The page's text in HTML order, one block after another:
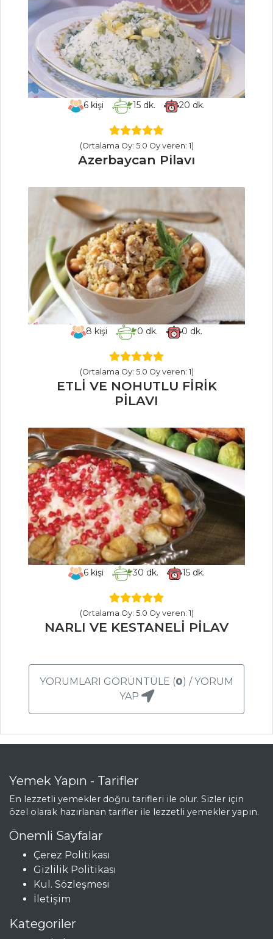
Greyfurt Soslu
Deniz Tarağı
Karidesli Ve
Tavuk Etli Paella
Et Yemekleri Tüm
Tarifleri
MASTERCHEF
balık(hamsi)tarifi
ve püf noktaları
Bebek kalamar
dolması tarifi nasıl
yapılır? İşte
malzemeleri
Mersin mamül
tatlısı nasıl yapılır?
Masterchef Tüm
Karışık Sebze
Cipsi
Patates
Kavurması
Bezelyeli Pay
Sebze Yemekleri
Tüm Tarifleri
Enginar
Kasesinde Ton
SARIMSAK VE
SUSAM SOSLU
CEVİZLİ VE
TULUM PEYNİRLİ
SALATA
Tarifleri
PASTA VE
TATLILAR
Kadayıflı Muffin
İRMİKLİ VE
FISTIKLI PASTA
Mafiş Tatlısı
6kişi 15 dk. 20 dk.
(Ortalama Oy: 5.0 Oy veren: 1)
Azerbaycan Pilavı
8 kişi 0 dk. 0 dk.
(Ortalama Oy: 5.0 Oy veren: 1)
ETLİ VE NOHUTLU FİRİK
PİLAVI
6kişi 30 dk. 15 dk.
(Ortalama Oy: 5.0 Oy veren: 1)
NARLI VE KESTANELİ PİLAV
YORUMLARI GÖRÜNTÜLE (0) / YORUM
YAP
Yemek Yapın - Tarifler
En lezzetli yemekler doğru tarifleri ile olur. Sizler için
özel olarak hazırlanan tarifler ile lezzetli yemekler yapın.
Önemli Sayfalar
Çerez Politikası
Gizlilik Politikası
Kul. Sözleşmesi
İletişim
Kategoriler